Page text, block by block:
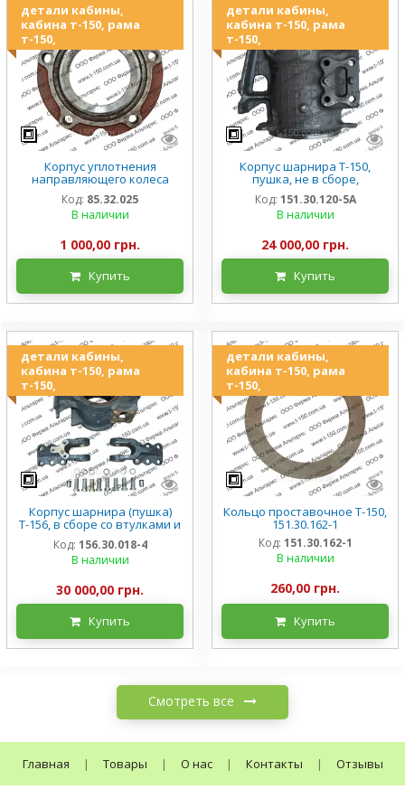
детали кабины,
кабина т-150, рама
т-150,
Корпус уплотнения
направляющего колеса
Т-150, в сборе, 85.32.025
Код: 85.32.025
В наличии
1 000,00 грн.
Купить
детали кабины,
кабина т-150, рама
т-150,
Корпус шарнира Т-150,
пушка, не в сборе,
151.30.120-5А, новый
Код: 151.30.120-5А
В наличии
24 000,00 грн.
Купить
детали кабины,
кабина т-150, рама
т-150,
Корпус шарнира (пушка)
Т-156, в сборе со втулками и
ушами, 156.30.018-4
Код: 156.30.018-4
В наличии
30 000,00 грн.
Купить
детали кабины,
кабина т-150, рама
т-150,
Кольцо проставочное Т-150,
151.30.162-1
Код: 151.30.162-1
В наличии
260,00 грн.
Купить
Смотреть все
Главная | Товары | О нас | Контакты | Отзывы